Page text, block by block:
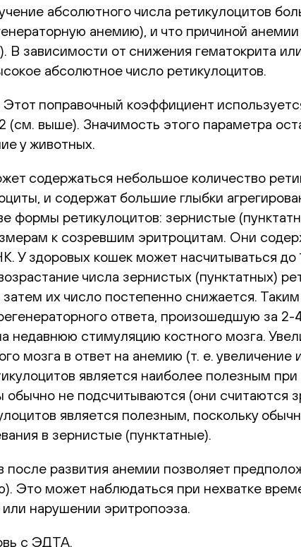
абсолютного числа ретикулоцитов
анемию), и что причиной
В зависимости от снижения гематокрита
абсолютное число ретикулоцитов.
поправочный коэффициент
2 (см. выше). Значимость этого параметра
у животных.
содержаться небольшое количество
и содержат большие глыбки
формы ретикулоцитов: зернистые
к созревшим эритроцитам. Они
У здоровых кошек может насчитываться
числа зернистых (пунктатных)
их число постепенно снижается.
ответа, произошедшую за 2-
недавнюю стимуляцию костного мозга.
мозга в ответ на анемию (т. е.
является наиболее полезным
обычно не подсчитываются (они
является полезным, поскольку
в зернистые (пунктатные).
развития анемии позволяет
Это может наблюдаться при нехватке
нарушении эритропоэза.
с ЭДТА.